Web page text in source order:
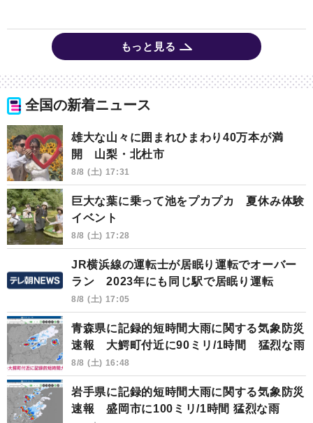
もっと見る
全国の新着ニュース
雄大な山々に囲まれひまわり40万本が満
開 山梨・北杜市
8/8 (土) 17:31
巨大な葉に乗って池をプカプカ 夏休み体験
イベント
8/8 (土) 17:28
JR横浜線の運転士が居眠り運転でオーバー
ラン 2023年にも同じ駅で居眠り運転
8/8 (土) 17:05
青森県に記録的短時間大雨に関する気象防災
速報 大鰐町付近に90ミリ/1時間 猛烈な雨
8/8 (土) 16:48
岩手県に記録的短時間大雨に関する気象防災
速報 盛岡市に100ミリ/1時間 猛烈な雨